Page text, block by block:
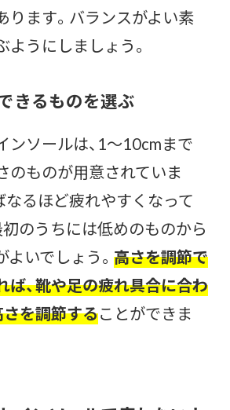
ります。バランスがよい素
うにしましょう。
きるものを選ぶ
ンソールは、1〜10cmまで
のものが用意されていま
なるほど疲れやすくなって
初のうちには低めのものから
いでしょう。 高さを調節で
ば、靴や足の疲れ具合に合わ
さを調節することができま